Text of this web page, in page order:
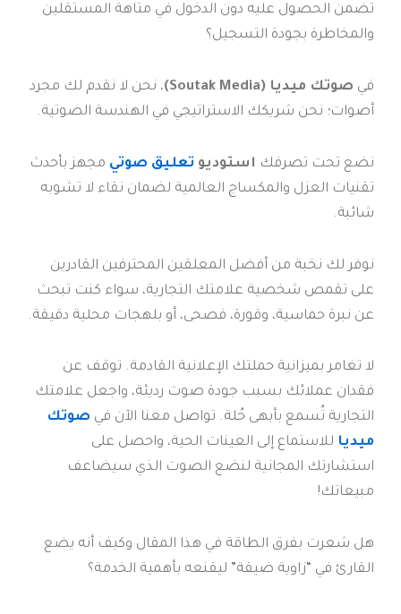
تضمن الحصول عليه دون الدخول في متاهة المستقلين
والمخاطرة بجودة التسجيل؟
صوتك ميديا (Soutak Media)
، نحن لا نقدم لك مجرد
أصوات؛ نحن شريكك الاستراتيجي في الهندسة الصوتية.
نضع تحت تصرفكاستوديوتعليق صوتيمجهز بأحدث
تقنيات العزل والمكساج العالمية لضمان نقاء لا تشوبه
شائبة.
نوفر لك نخبة من أفضل المعلقين المحترفين القادرين
على تقمص شخصية علامتك التجارية، سواء كنت تبحث
عن نبرة حماسية، وقورة، فصحى، أو بلهجات محلية دقيقة.
لا تغامر بميزانية حملتك الإعلانية القادمة. توقف عن
فقدان عملائك بسبب جودة صوت رديئة، واجعل علامتك
التجارية تُسمع بأبهى حُلة. تواصل معنا الآن في صوتك
ميدياللاستماع إلى العينات الحية، واحصل على
استشارتك المجانية لنضع الصوت الذي سيضاعف
مبيعاتك!
هل شعرت بفرق الطاقة في هذا المقال وكيف أنه يضع
القارئ في “زاوية ضيقة” ليقنعه بأهمية الخدمة؟